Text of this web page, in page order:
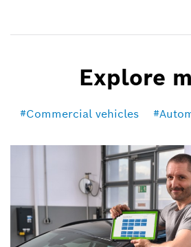
Explore
Commercial vehicles